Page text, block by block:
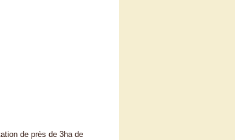
de près de 3ha de